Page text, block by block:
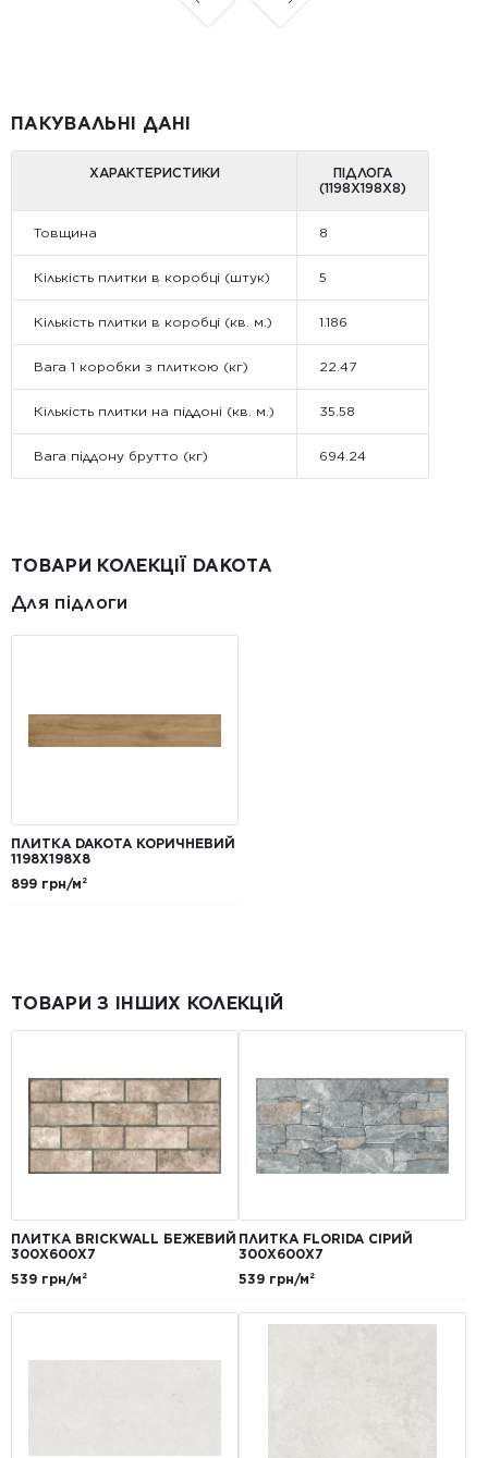
ПАКУВАЛЬНІ ДАНІ
ХАРАКТЕРИСТИКИ
ПІДЛОГА
(1198Х198Х8)
Товщина 8
Кількість плитки в коробці (штук) 5
Кількість плитки в коробці (кв. м.) 1.186
Вага 1 коробки з плиткою (кг) 22.47
Кількість плитки на піддоні (кв. м.) 35.58
Вага піддону брутто (кг) 694.24
ТОВАРИ КОЛЕКЦІЇ DAKOTA
Для підлоги
ПЛИТКА DAKOTA КОРИЧНЕВИЙ
1198Х198Х8
899 грн/м²
ТОВАРИ З ІНШИХ КОЛЕКЦІЙ
ПЛИТКА BRICKWALL БЕЖЕВИЙ
300Х600Х7
539 грн/м²
ПЛИТКА FLORIDA СІРИЙ
300Х600Х7
539 грн/м²